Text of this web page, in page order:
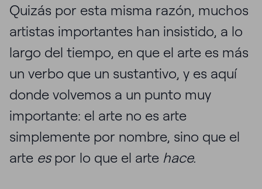
Quizás por esta misma razón, muchos
artistas importantes han insistido, a lo
largo del tiempo, en que el arte es más
un verbo que un sustantivo, y es aquí
donde volvemos a un punto muy
importante: el arte no es arte
simplemente por nombre, sino que el
arte espor lo que el arte hace.